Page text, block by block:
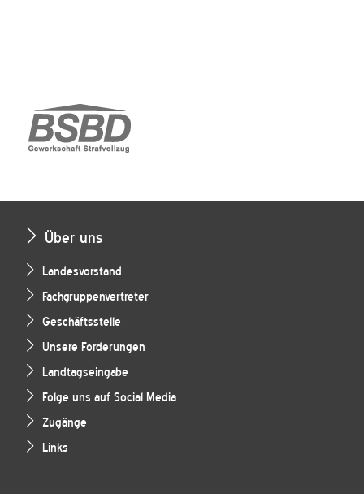
Über uns
Landesvorstand
Fachgruppenvertreter
Geschäftsstelle
Unsere Forderungen
Landtagseingabe
Folge uns auf Social Media
Zugänge
Links